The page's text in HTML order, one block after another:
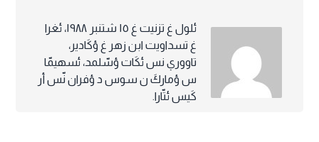
ئلول غ تزنيت غ ١٥ شتنبر ١٩٨٨، ئغرا
غ تسداويت ابن زهر غ ؤكَادير،
تاووري نس ئكَات ؤسّلمد، ئسهيمّا
س ؤماركَ ن سوس د ؤفران نّس أر
كَيس ئتّارا.